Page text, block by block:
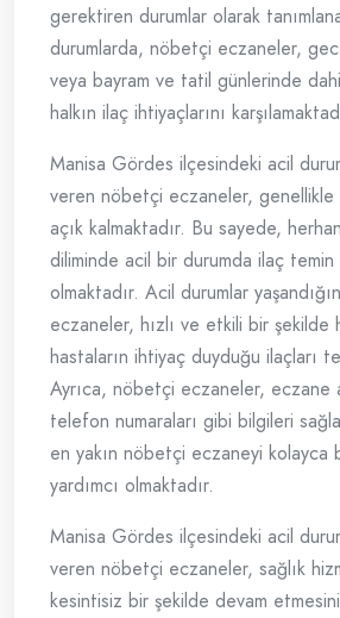
gerektiren durumlar olarak
durumlarda, nöbetçi eczaneler,
veya bayram ve tatil günlerinde
halkın ilaç ihtiyaçlarını
Manisa Gördes ilçesindeki acil
veren nöbetçi eczaneler,
açık kalmaktadır. Bu sayede,
diliminde acil bir durumda ilaç temin
olmaktadır. Acil durumlar
eczaneler, hızlı ve etkili bir şekilde
hastaların ihtiyaç duyduğu ilaçları
Ayrıca, nöbetçi eczaneler, eczane
telefon numaraları gibi bilgileri
en yakın nöbetçi eczaneyi kolayca
yardımcı olmaktadır.
Manisa Gördes ilçesindeki acil
veren nöbetçi eczaneler, sağlık
kesintisiz bir şekilde devam